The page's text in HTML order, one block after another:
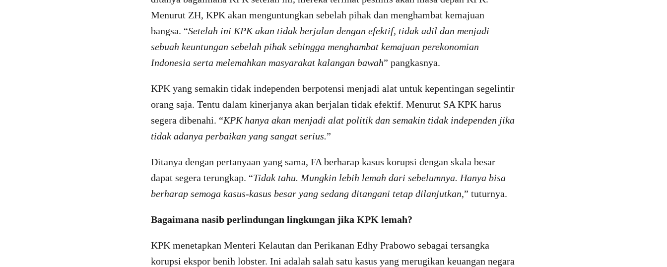
Menurut ZH, KPK akan menguntungkan sebelah pihak dan menghambat kemajuan
bangsa. “Setelah ini KPK akan tidak berjalan dengan efektif, tidak adil dan menjadi
sebuah keuntungan sebelah pihak sehingga menghambat kemajuan perekonomian
Indonesia serta melemahkan masyarakat kalangan bawah” pangkasnya.
KPK yang semakin tidak independen berpotensi menjadi alat untuk kepentingan segelintir
orang saja. Tentu dalam kinerjanya akan berjalan tidak efektif. Menurut SA KPK harus
segera dibenahi. “KPK hanya akan menjadi alat politik dan semakin tidak independen jika
tidak adanya perbaikan yang sangat serius.”
Ditanya dengan pertanyaan yang sama, FA berharap kasus korupsi dengan skala besar
dapat segera terungkap. “Tidak tahu. Mungkin lebih lemah dari sebelumnya. Hanya bisa
berharap semoga kasus-kasus besar yang sedang ditangani tetap dilanjutkan,” tuturnya.
Bagaimana nasib perlindungan lingkungan jika KPK lemah?
KPK menetapkan Menteri Kelautan dan Perikanan Edhy Prabowo sebagai tersangka
korupsi ekspor benih lobster. Ini adalah salah satu kasus yang merugikan keuangan negara